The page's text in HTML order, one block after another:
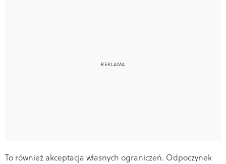
To również akceptacja własnych ograniczeń. Odpoczynek